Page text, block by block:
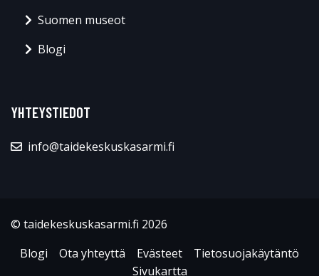
Suomen museot
Blogi
YHTEYSTIEDOT
info@taidekeskuskasarmi.fi
© taidekeskuskasarmi.fi 2026
Blogi
Ota yhteyttä Evästeet
Tietosuojakäytäntö
Sivukartta